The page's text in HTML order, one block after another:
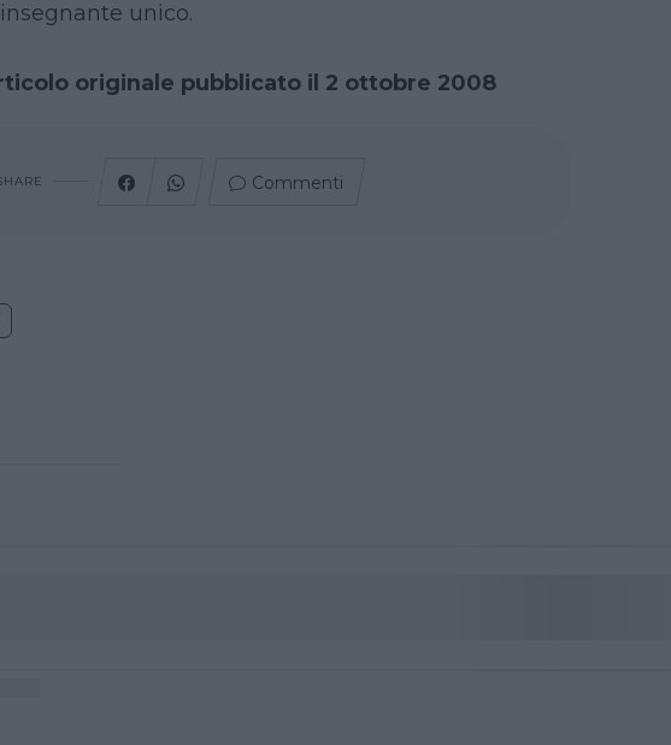
unico.
originale pubblicato il 2 ottobre 2008
Commenti